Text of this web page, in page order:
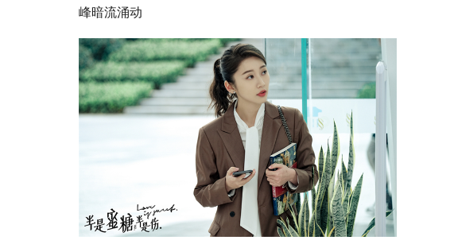
峰暗流涌动